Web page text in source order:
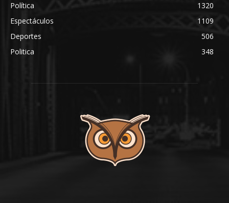
Política
1320
Espectáculos
1109
Deportes
506
Politica
348